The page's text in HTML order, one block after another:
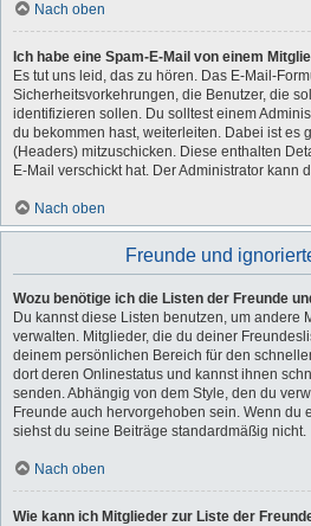
Nach oben
Ich habe eine Spam-E-Mail von einem
Es tut uns leid, das zu hören. Das E-Mail-
Sicherheitsvorkehrungen, die Benutzer, die
identifizieren sollen. Du solltest einem
du bekommen hast, weiterleiten. Dabei ist es
(Headers) mitzuschicken. Diese enthalten
E-Mail verschickt hat. Der Administrator kann
Nach oben
Freunde und
Wozu benötige ich die Listen der Freunde
Du kannst diese Listen benutzen, um andere
verwalten. Mitglieder, die du deiner
deinem persönlichen Bereich für den
dort deren Onlinestatus und kannst ihnen
senden. Abhängig von dem Style, den du
Freunde auch hervorgehoben sein. Wenn du
siehst du seine Beiträge standardmäßig nicht.
Nach oben
Wie kann ich Mitglieder zur Liste der